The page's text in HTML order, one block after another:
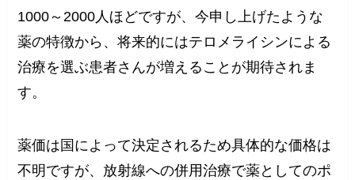
1000～2000人ほどですが、今申し上げたような
薬の特徴から、将来的にはテロメライシンによる
治療を選ぶ患者さんが増えることが期待されま
す。
薬価は国によって決定されるため具体的な価格は
不明ですが、放射線への併用治療で薬としてのポ